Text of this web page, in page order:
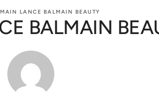
LANCE BALMAIN BEAUTY
BALMAIN